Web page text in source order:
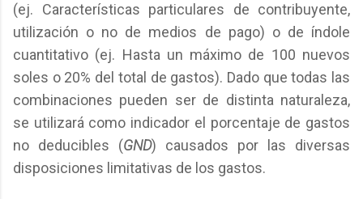
(ej. Características particulares de contribuyente,
utilización o no de medios de pago) o de índole
cuantitativo (ej. Hasta un máximo de 100 nuevos
soles o 20% del total de gastos). Dado que todas las
combinaciones pueden ser de distinta naturaleza,
se utilizará como indicador el porcentaje de gastos
no deducibles (GND) causados por las diversas
disposiciones limitativas de los gastos.